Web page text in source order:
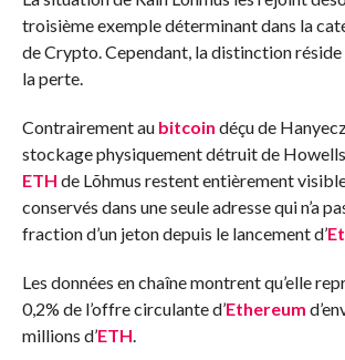
troisième exemple déterminant dans la
de Crypto. Cependant, la distinction réside
la perte.
Contrairement au bitcoin déçu de
stockage physiquement détruit de
ETH de Lõhmus restent entièrement
conservés dans une seule adresse qui n’a
fraction d’un jeton depuis le lancement d’
Les données en chaîne montrent qu’elle
0,2% de l’offre circulante d’Ethereum
millions d’ETH.